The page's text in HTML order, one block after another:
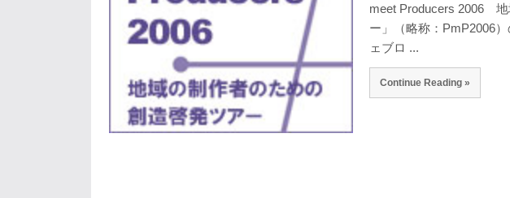
meet Producers 2006 地
ー」（略称：PmP2006
ェブロ ...
Continue Reading »